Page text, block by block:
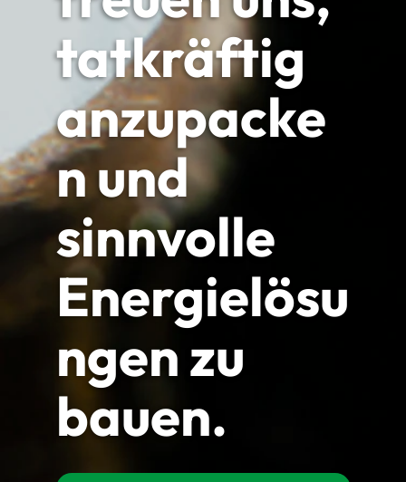
tatkräftig
anzupacke
n und
sinnvolle
Energielösu
ngen zu
bauen.